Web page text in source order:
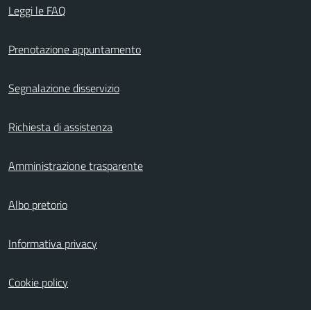
Leggi le FAQ
Prenotazione appuntamento
Segnalazione disservizio
Richiesta di assistenza
Amministrazione trasparente
Albo pretorio
Informativa privacy
Cookie policy